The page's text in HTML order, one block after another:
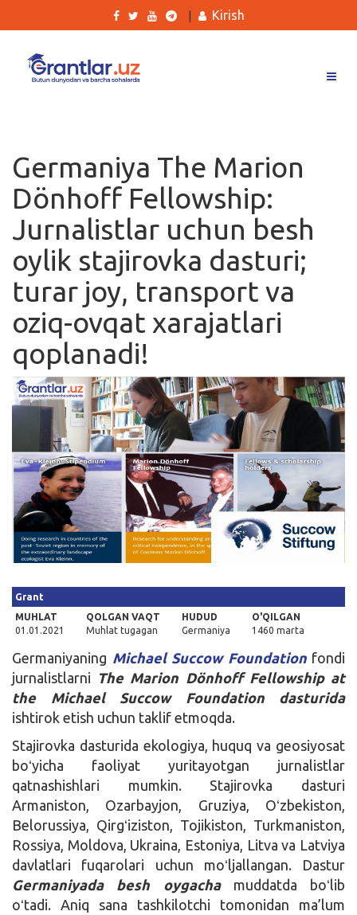
Ishlar
Kurslar
Blog
Yana
Qidirish
Kirish
Kirish
Germaniya The Marion
Dönhoff Fellowship:
Jurnalistlar uchun besh
oylik stajirovka dasturi;
turar joy, transport va
oziq-ovqat xarajatlari
qoplanadi!
Grant
MUHLAT
01.01.2021
QOLGAN VAQT
Muhlat tugagan
HUDUD
Germaniya
O'QILGAN
1460 marta
Germaniyaning Michael Succow Foundationfondi
jurnalistlarni The Marion Dönhoff Fellowship at
the Michael Succow Foundation dasturida
ishtirok etish uchun taklif etmoqda.
Stajirovka dasturida ekologiya, huquq va geosiyosat
boʻyicha faoliyat yuritayotgan jurnalistlar
qatnashishlari mumkin. Stajirovka dasturi
Armaniston, Ozarbayjon, Gruziya, Oʻzbekiston,
Belorussiya, Qirgʻiziston, Tojikiston, Turkmaniston,
Rossiya, Moldova, Ukraina, Estoniya, Litva va Latviya
davlatlari fuqarolari uchun moʻljallangan. Dastur
Germaniyada besh oygacha muddatda boʻlib
oʻtadi. Aniq sana tashkilotchi tomonidan ma’lum